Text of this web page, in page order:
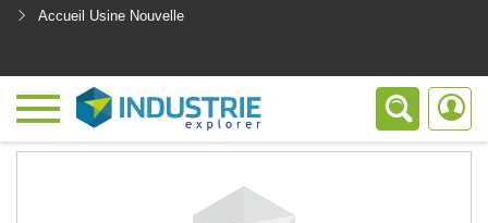
Accueil Usine Nouvelle